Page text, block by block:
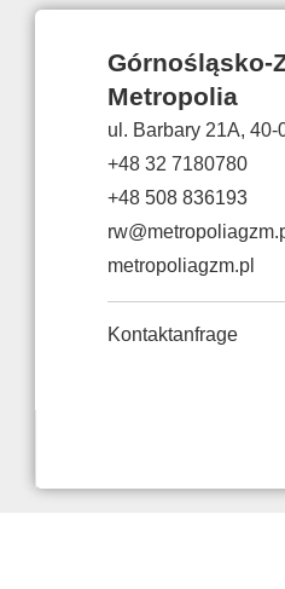
Górnośląsko-
Metropolia
ul. Barbary 21A,
+48 32 7180780
+48 508 836193
metropoliagzm.pl
Kontaktanfrage